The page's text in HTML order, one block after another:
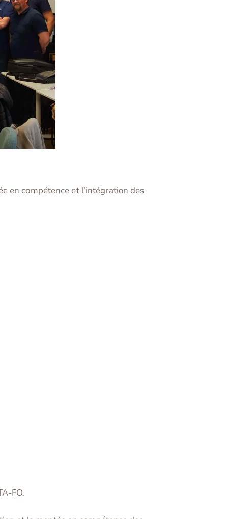
en compétence et l’intégration des
FO.